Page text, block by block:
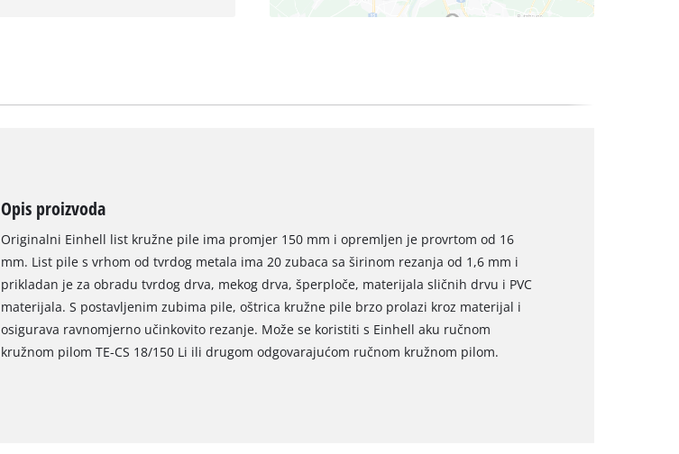
Opis proizvoda
Originalni Einhell list kružne pile ima promjer 150 mm i opremljen je provrtom od 16
mm. List pile s vrhom od tvrdog metala ima 20 zubaca sa širinom rezanja od 1,6 mm i
prikladan je za obradu tvrdog drva, mekog drva, šperploče, materijala sličnih drvu i PVC
materijala. S postavljenim zubima pile, oštrica kružne pile brzo prolazi kroz materijal i
osigurava ravnomjerno učinkovito rezanje. Može se koristiti s Einhell aku ručnom
kružnom pilom TE-CS 18/150 Li ili drugom odgovarajućom ručnom kružnom pilom.